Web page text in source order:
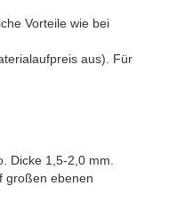
Vorteile wie bei
aus). Für
Dicke 1,5-2,0 mm.
großen ebenen